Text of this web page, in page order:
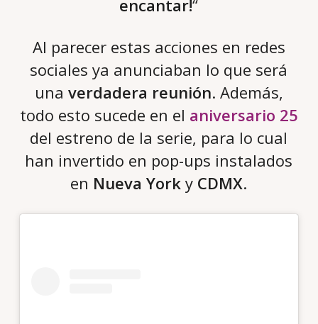
encantar!“
Al parecer estas acciones en redes
sociales ya anunciaban lo que será
una verdadera reunión. Además,
todo esto sucede en el aniversario 25
del estreno de la serie, para lo cual
han invertido en pop-ups instalados
en Nueva York y CDMX.